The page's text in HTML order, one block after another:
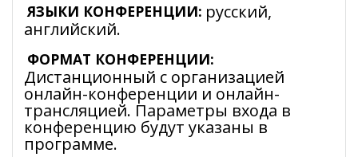
ЯЗЫКИ КОНФЕРЕНЦИИ: русский,
английский.
ФОРМАТ КОНФЕРЕНЦИИ:
Дистанционный с организацией
онлайн-конференции и онлайн-
трансляцией. Параметры входа в
конференцию будут указаны в
программе.